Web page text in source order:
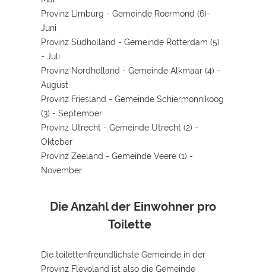
Provinz Limburg - Gemeinde Roermond (6)-
Juni
Provinz Südholland - Gemeinde Rotterdam (5)
- Juli
Provinz Nordholland - Gemeinde Alkmaar (4) -
August
Provinz Friesland - Gemeinde Schiermonnikoog
(3) - September
Provinz Utrecht - Gemeinde Utrecht (2) -
Oktober
Provinz Zeeland - Gemeinde Veere (1) -
November
Die Anzahl der Einwohner pro
Toilette
Die toilettenfreundlichste Gemeinde in der
Provinz Flevoland ist also die Gemeinde